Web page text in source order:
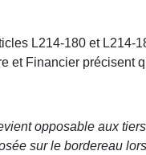
L214-180 et L214-
et Financier précisent
opposable aux
sur le bordereau